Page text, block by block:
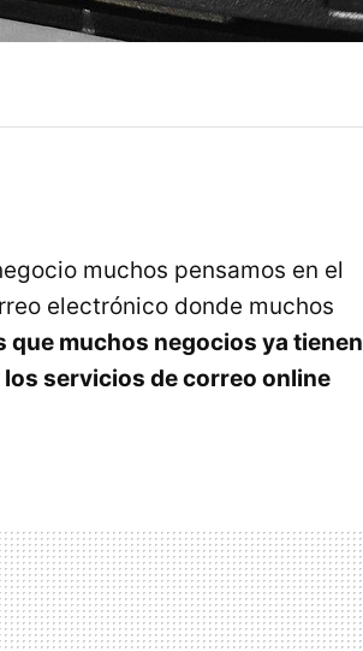
muchos pensamos en el
electrónico donde muchos
que muchos negocios ya tienen
servicios de correo online